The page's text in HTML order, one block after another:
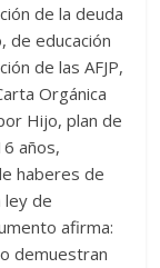
de la deuda
de educación
de las AFJP,
Orgánica
Hijo, plan de
años,
haberes de
ley de
afirma:
demuestran